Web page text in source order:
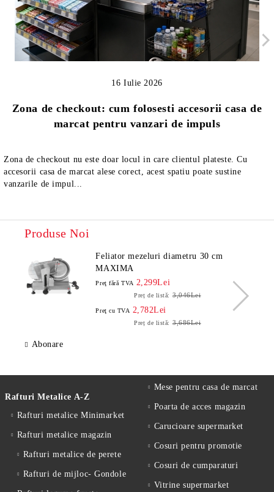
Zona de checkout: cum folosesti accesorii casa de
marcat pentru vanzari de impuls
16 Iulie 2026
Zona de checkout nu este doar locul in care clientul plateste. Cu
accesorii casa de marcat alese corect, acest spatiu poate sustine
vanzarile de impul...
Produse Noi
Feliator mezeluri diametru 30 cm
MAXIMA
Preţ fără TVA 2,299Lei
Preț de listă: 3,046Lei
Preţ cu TVA 2,782Lei
Preț de listă: 3,686Lei
Abonare
Rafturi Metalice A-Z
Rafturi metalice Minimarket
Rafturi metalice magazin
Rafturi metalice de perete
Rafturi de mijloc- Gondole
Mese pentru casa de marcat
Poarta de acces magazin
Carucioare supermarket
Cosuri pentru promotie
Cosuri de cumparaturi
Vitrine supermarket